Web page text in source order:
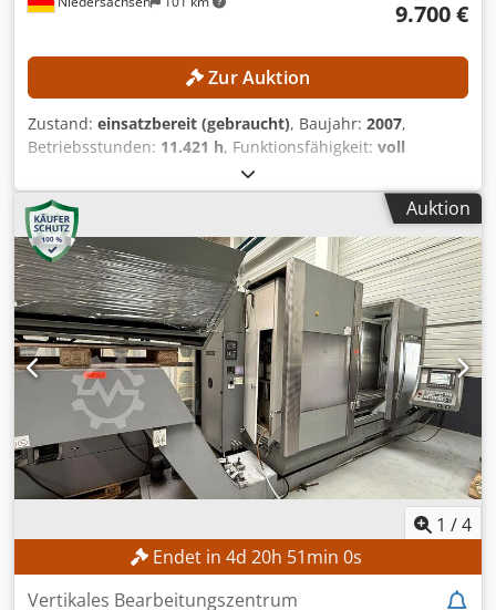
9.700 €
Zur Auktion
Zustand: einsatzbereit (gebraucht), Baujahr: 2007,
Betriebsstunden: 11.421 h, Funktionsfähigkeit: voll
, Maschinen-/Fahrzeugnummer:
29100009074, Verfahrweg X-Achse:640 mm, Verfahrweg Y-
Achse:
Werkstückdurchmesser (max.):140 mm , Spindeldrehzahl
(max.):16.000 U/min, Anzahl der Steckplätze im
Werkzeugmagazin:30, TECHNISCHE DETAILS Verfahrweg X-
Achse: 640 mm Verfahrweg Y-Achse: 600 mm Verfahrweg
Z-Achse: 500 mm Aufspannfläche Länge: 850 mm
Aufspannfläche Breite: 600 mm T-Nuten: DIN 650-14
Beschickungshöhe Oberkante Tisch: 850 mm
Tischbelastung max.: 600 kg Spindelhersteller: Franz
Kessler GmbH Drehzahl: 1.600 - 4.700 / 4.700 - 16.000
U/min Anzahl Magazinplätze: 30 Platzcodierung:
Festplatzcodierung Beladegewicht max.: 90 kg Span-zu-
Span-Zeit ohne Freifahrlogik t3/t2: 6,8 s Span-zu-Span-Zeit
ohne Freifahrlogik t1 (30): 7,9 s Span-zu-Span-Zeit mit
Freifahrlogik t3/t2: 8,3 s Span-zu-Span-Zeit mit
Freifahrlogik t1 (30): 9,3 s WERKZEUGE UND
WERKZEUGMAGAZIN Durchmesser Standardwerkzeug
Auktion
1 /4
Endet in 4d 20h 50min 58s
Vertikales Bearbeitungszentrum